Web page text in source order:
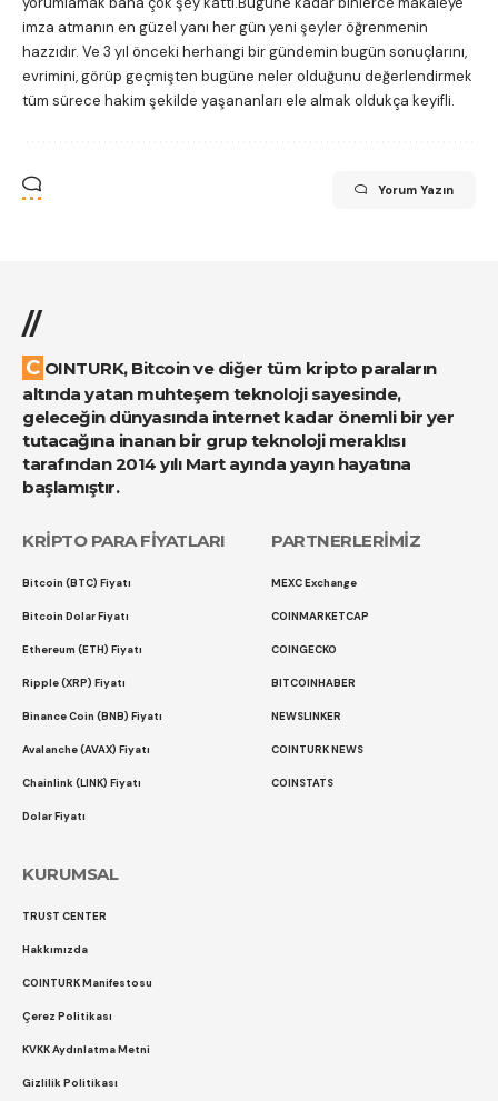
imza atmanın en güzel yanı her gün yeni şeyler öğrenmenin
hazzıdır. Ve 3 yıl önceki herhangi bir gündemin bugün sonuçlarını,
evrimini, görüp geçmişten bugüne neler olduğunu değerlendirmek
tüm sürece hakim şekilde yaşananları ele almak oldukça keyifli.
Yorum Yazın
//
COINTURK, Bitcoin ve diğer tüm kripto paraların
altında yatan muhteşem teknoloji sayesinde,
geleceğin dünyasında internet kadar önemli bir yer
tutacağına inanan bir grup teknoloji meraklısı
tarafından 2014 yılı Mart ayında yayın hayatına
başlamıştır.
KRİPTO PARA FİYATLARI
Bitcoin (BTC) Fiyatı
Bitcoin Dolar Fiyatı
Ethereum (ETH) Fiyatı
Ripple (XRP) Fiyatı
Binance Coin (BNB) Fiyatı
Avalanche (AVAX) Fiyatı
Chainlink (LINK) Fiyatı
Dolar Fiyatı
PARTNERLERİMİZ
MEXC Exchange
COINMARKETCAP
COINGECKO
BITCOINHABER
NEWSLINKER
COINTURK NEWS
COINSTATS
KURUMSAL
TRUST CENTER
Hakkımızda
COINTURK Manifestosu
Çerez Politikası
KVKK Aydınlatma Metni
Gizlilik Politikası